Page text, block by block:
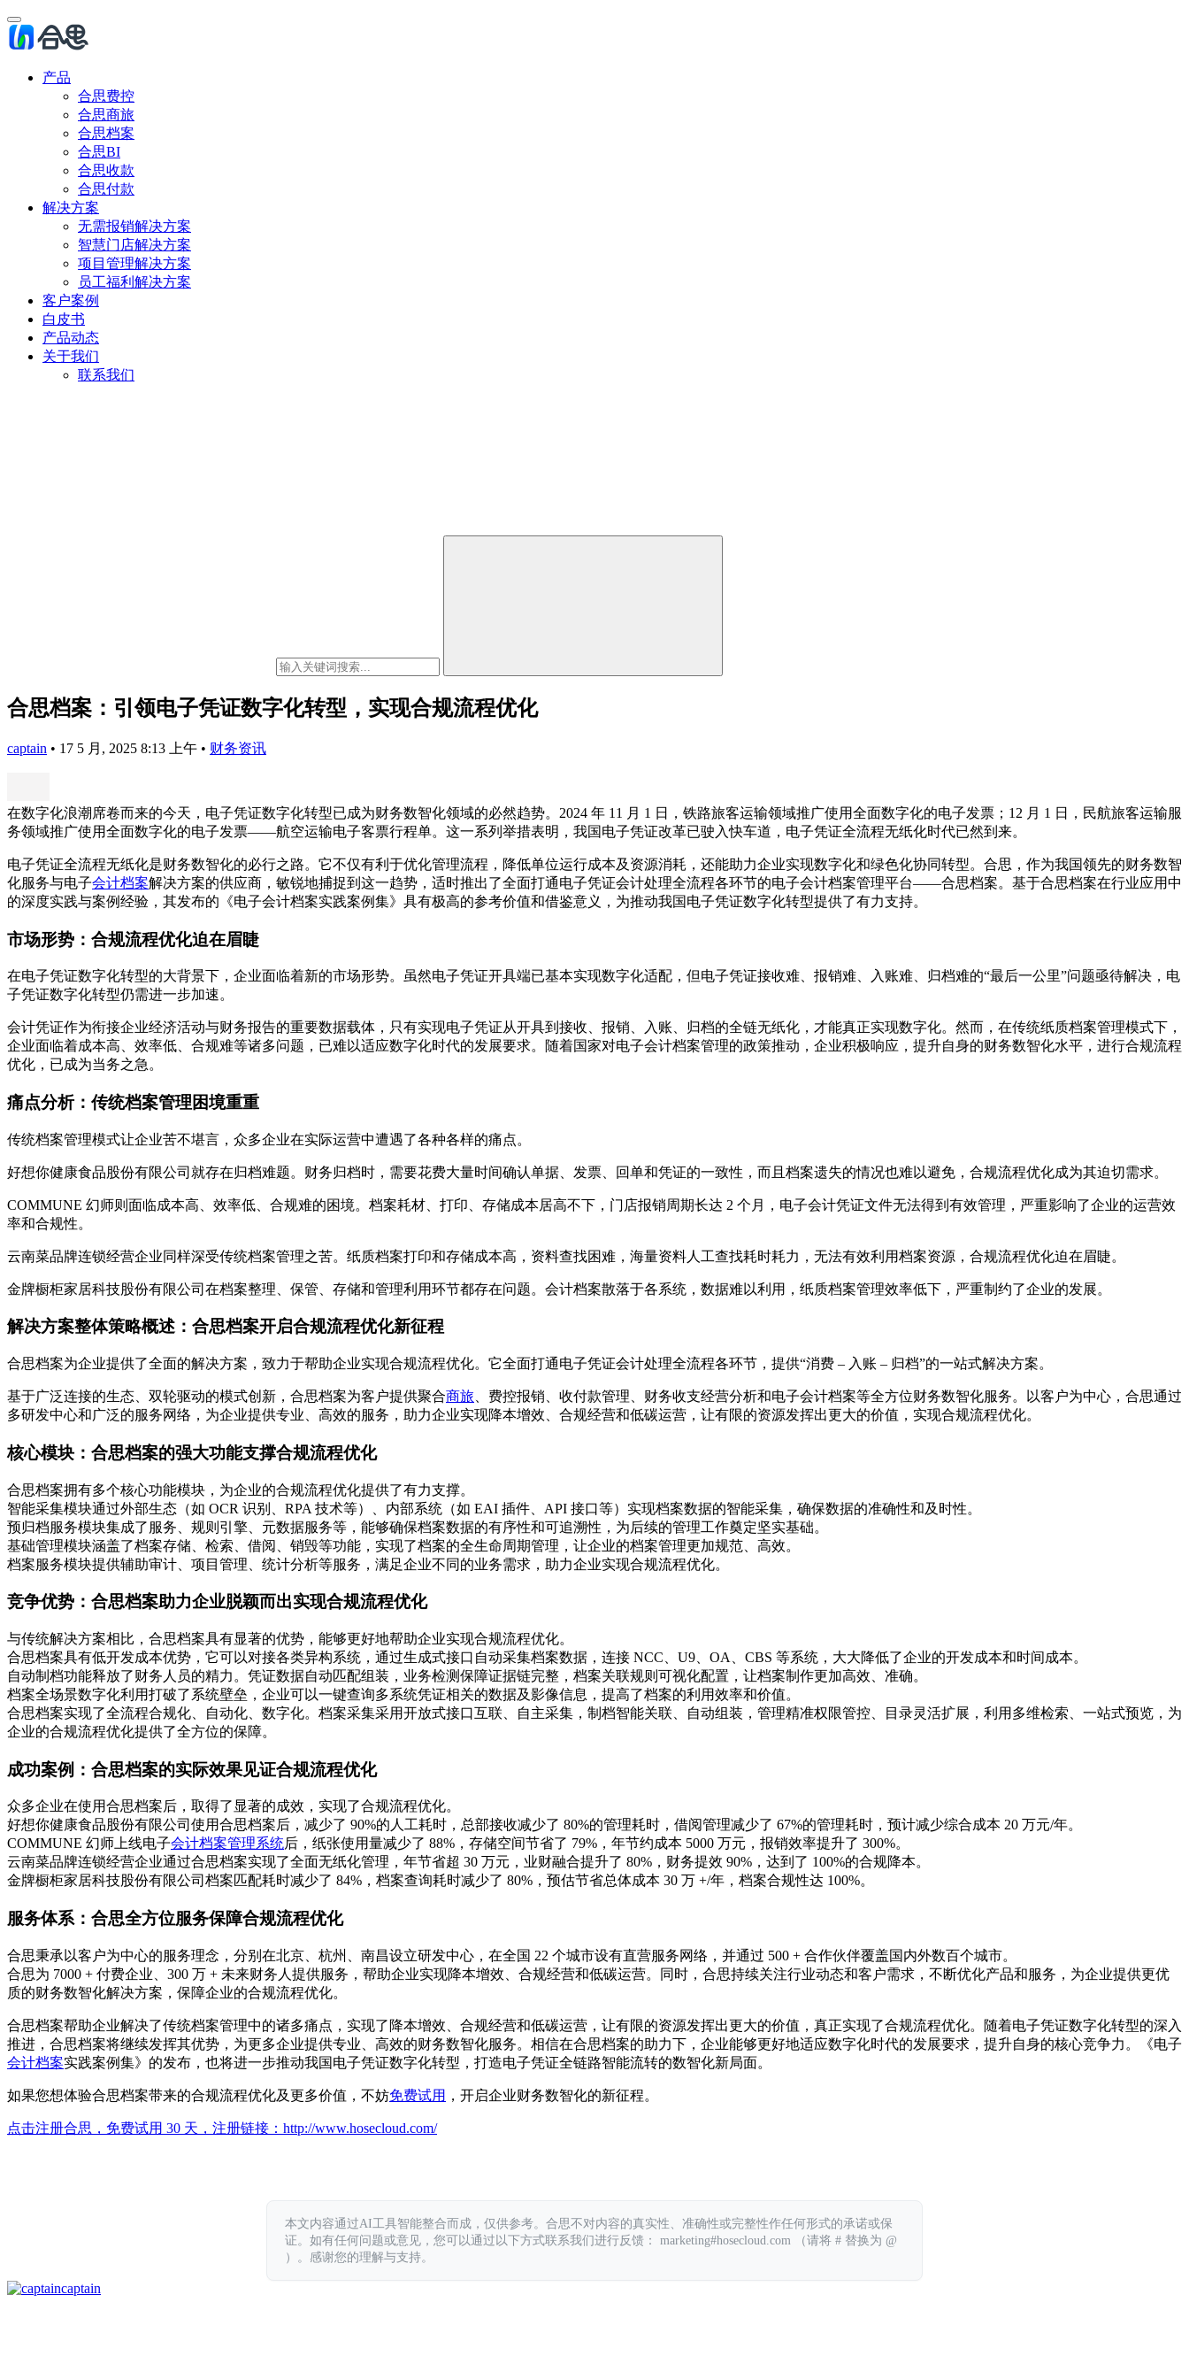
产品
合思费控
合思商旅
合思档案
合思BI
合思收款
合思付款
解决方案
无需报销解决方案
智慧门店解决方案
项目管理解决方案
员工福利解决方案
客户案例
白皮书
产品动态
关于我们
联系我们
合思档案：引领电子凭证数字化转型，实现合规流程优化
captain • 17 5 月, 2025 8:13 上午 • 财务资讯
在数字化浪潮席卷而来的今天，电子凭证数字化转型已成为财务数智化领域的必然趋势。2024 年 11 月 1 日，铁路旅客运输领域推广使用全面数字化的电子发票；12 月 1 日，民航旅客运输服
务领域推广使用全面数字化的电子发票——航空运输电子客票行程单。这一系列举措表明，我国电子凭证改革已驶入快车道，电子凭证全流程无纸化时代已然到来。
电子凭证全流程无纸化是财务数智化的必行之路。它不仅有利于优化管理流程，降低单位运行成本及资源消耗，还能助力企业实现数字化和绿色化协同转型。合思，作为我国领先的财务数智
化服务与电子会计档案解决方案的供应商，敏锐地捕捉到这一趋势，适时推出了全面打通电子凭证会计处理全流程各环节的电子会计档案管理平台——合思档案。基于合思档案在行业应用中
的深度实践与案例经验，其发布的《电子会计档案实践案例集》具有极高的参考价值和借鉴意义，为推动我国电子凭证数字化转型提供了有力支持。
市场形势：合规流程优化迫在眉睫
在电子凭证数字化转型的大背景下，企业面临着新的市场形势。虽然电子凭证开具端已基本实现数字化适配，但电子凭证接收难、报销难、入账难、归档难的“最后一公里”问题亟待解决，电
子凭证数字化转型仍需进一步加速。
会计凭证作为衔接企业经济活动与财务报告的重要数据载体，只有实现电子凭证从开具到接收、报销、入账、归档的全链无纸化，才能真正实现数字化。然而，在传统纸质档案管理模式下，
企业面临着成本高、效率低、合规难等诸多问题，已难以适应数字化时代的发展要求。随着国家对电子会计档案管理的政策推动，企业积极响应，提升自身的财务数智化水平，进行合规流程
优化，已成为当务之急。
痛点分析：传统档案管理困境重重
传统档案管理模式让企业苦不堪言，众多企业在实际运营中遭遇了各种各样的痛点。
好想你健康食品股份有限公司就存在归档难题。财务归档时，需要花费大量时间确认单据、发票、回单和凭证的一致性，而且档案遗失的情况也难以避免，合规流程优化成为其迫切需求。
COMMUNE 幻师则面临成本高、效率低、合规难的困境。档案耗材、打印、存储成本居高不下，门店报销周期长达 2 个月，电子会计凭证文件无法得到有效管理，严重影响了企业的运营效
率和合规性。
云南菜品牌连锁经营企业同样深受传统档案管理之苦。纸质档案打印和存储成本高，资料查找困难，海量资料人工查找耗时耗力，无法有效利用档案资源，合规流程优化迫在眉睫。
金牌橱柜家居科技股份有限公司在档案整理、保管、存储和管理利用环节都存在问题。会计档案散落于各系统，数据难以利用，纸质档案管理效率低下，严重制约了企业的发展。
解决方案整体策略概述：合思档案开启合规流程优化新征程
合思档案为企业提供了全面的解决方案，致力于帮助企业实现合规流程优化。它全面打通电子凭证会计处理全流程各环节，提供“消费 – 入账 – 归档”的一站式解决方案。
基于广泛连接的生态、双轮驱动的模式创新，合思档案为客户提供聚合商旅 、费控报销、收付款管理、财务收支经营分析和电子会计档案等全方位财务数智化服务。以客户为中心，合思通过
多研发中心和广泛的服务网络，为企业提供专业、高效的服务，助力企业实现降本增效、合规经营和低碳运营，让有限的资源发挥出更大的价值，实现合规流程优化。
核心模块：合思档案的强大功能支撑合规流程优化
合思档案拥有多个核心功能模块，为企业的合规流程优化提供了有力支撑。
智能采集模块通过外部生态（如 OCR 识别、RPA 技术等）、内部系统（如 EAI 插件、API 接口等）实现档案数据的智能采集，确保数据的准确性和及时性。
预归档服务模块集成了服务、规则引擎、元数据服务等，能够确保档案数据的有序性和可追溯性，为后续的管理工作奠定坚实基础。
基础管理模块涵盖了档案存储、检索、借阅、销毁等功能，实现了档案的全生命周期管理，让企业的档案管理更加规范、高效。
档案服务模块提供辅助审计、项目管理、统计分析等服务，满足企业不同的业务需求，助力企业实现合规流程优化。
竞争优势：合思档案助力企业脱颖而出实现合规流程优化
与传统解决方案相比，合思档案具有显著的优势，能够更好地帮助企业实现合规流程优化。
合思档案具有低开发成本优势，它可以对接各类异构系统，通过生成式接口自动采集档案数据，连接 NCC、U9、OA、CBS 等系统，大大降低了企业的开发成本和时间成本。
自动制档功能释放了财务人员的精力。凭证数据自动匹配组装，业务检测保障证据链完整，档案关联规则可视化配置，让档案制作更加高效、准确。
档案全场景数字化利用打破了系统壁垒，企业可以一键查询多系统凭证相关的数据及影像信息，提高了档案的利用效率和价值。
合思档案实现了全流程合规化、自动化、数字化。档案采集采用开放式接口互联、自主采集，制档智能关联、自动组装，管理精准权限管控、目录灵活扩展，利用多维检索、一站式预览，为
企业的合规流程优化提供了全方位的保障。
成功案例：合思档案的实际效果见证合规流程优化
众多企业在使用合思档案后，取得了显著的成效，实现了合规流程优化。
好想你健康食品股份有限公司使用合思档案后，减少了 90%的人工耗时，总部接收减少了 80%的管理耗时，借阅管理减少了 67%的管理耗时，预计减少综合成本 20 万元/年。
COMMUNE 幻师上线电子会计档案管理系统后，纸张使用量减少了 88%，存储空间节省了 79%，年节约成本 5000 万元，报销效率提升了 300%。
云南菜品牌连锁经营企业通过合思档案实现了全面无纸化管理，年节省超 30 万元，业财融合提升了 80%，财务提效 90%，达到了 100%的合规降本。
金牌橱柜家居科技股份有限公司档案匹配耗时减少了 84%，档案查询耗时减少了 80%，预估节省总体成本 30 万 +/年，档案合规性达 100%。
服务体系：合思全方位服务保障合规流程优化
合思秉承以客户为中心的服务理念，分别在北京、杭州、南昌设立研发中心，在全国 22 个城市设有直营服务网络，并通过 500 + 合作伙伴覆盖国内外数百个城市。
合思为 7000 + 付费企业、300 万 + 未来财务人提供服务，帮助企业实现降本增效、合规经营和低碳运营。同时，合思持续关注行业动态和客户需求，不断优化产品和服务，为企业提供更优
质的财务数智化解决方案，保障企业的合规流程优化。
合思档案帮助企业解决了传统档案管理中的诸多痛点，实现了降本增效、合规经营和低碳运营，让有限的资源发挥出更大的价值，真正实现了合规流程优化。随着电子凭证数字化转型的深入
推进，合思档案将继续发挥其优势，为更多企业提供专业、高效的财务数智化服务。相信在合思档案的助力下，企业能够更好地适应数字化时代的发展要求，提升自身的核心竞争力。《电子
会计档案实践案例集》的发布，也将进一步推动我国电子凭证数字化转型，打造电子凭证全链路智能流转的数智化新局面。
如果您想体验合思档案带来的合规流程优化及更多价值，不妨免费试用 ，开启企业财务数智化的新征程。
点击注册合思，免费试用 30 天，注册链接： http://www.hosecloud.com/
本文内容通过AI工具智能整合而成，仅供参考。合思不对内容的真实性、准确性或完整性作任何形式的承诺或保
证。如有任何问题或意见，您可以通过以下方式联系我们进行反馈： marketing#hosecloud.com （请将 # 替换为 @
）。感谢您的理解与支持。
captain